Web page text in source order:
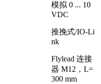
模拟 0 ... 10
VDC
推挽式/IO-Li
nk
Flylead 连接
器 M12，L=
300 mm